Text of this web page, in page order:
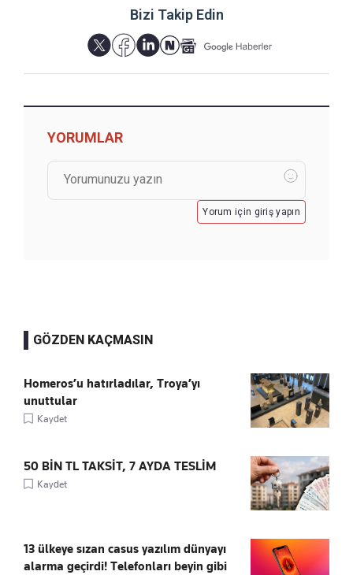
Bizi Takip Edin
YORUMLAR
Yorum için giriş yapın
GÖZDEN KAÇMASIN
Homeros’u hatırladılar, Troya’yı
unuttular
Kaydet
50 BİN TL TAKSİT, 7 AYDA TESLİM
Kaydet
13 ülkeye sızan casus yazılım dünyayı
alarma geçirdi! Telefonları beyin gibi